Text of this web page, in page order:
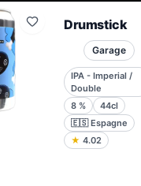
Drumstick
Garage
IPA - Imperial /
Double
8 %
44cl
🇪🇸 Espagne
★ 4.02